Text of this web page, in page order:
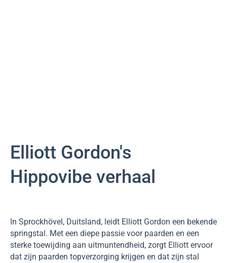
Elliott Gordon's
Hippovibe verhaal
In Sprockhövel, Duitsland, leidt Elliott Gordon een bekende
springstal. Met een diepe passie voor paarden en een
sterke toewijding aan uitmuntendheid, zorgt Elliott ervoor
dat zijn paarden topverzorging krijgen en dat zijn stal